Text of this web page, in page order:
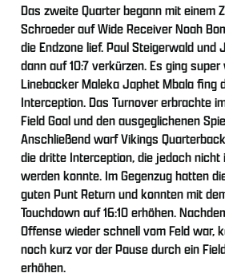
Das zweite Quarter begann mit einem
Schroeder auf Wide Receiver Noah
die Endzone lief. Paul Steigerwald und
dann auf 10:7 verkürzen. Es ging
Linebacker Maleka Japhet Mbala fing
Interception. Das Turnover erbrachte
Field Goal und den ausgeglichenen
Anschließend warf Vikings
die dritte Interception, die jedoch nicht
werden konnte. Im Gegenzug hatten
guten Punt Return und konnten mit
Touchdown auf 16:10 erhöhen.
Offense wieder schnell vom Feld war,
noch kurz vor der Pause durch ein
erhöhen.